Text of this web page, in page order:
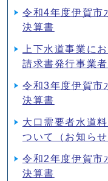
令和4年度伊賀市
決算書
上下水道事業に
請求書発行事業
令和3年度伊賀市
決算書
大口需要者水道
ついて（お知らせ
令和2年度伊賀市
決算書